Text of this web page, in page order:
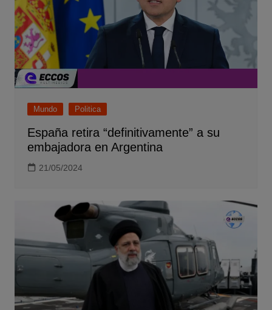
Mundo Politica
España retira “definitivamente” a su
embajadora en Argentina
21/05/2024